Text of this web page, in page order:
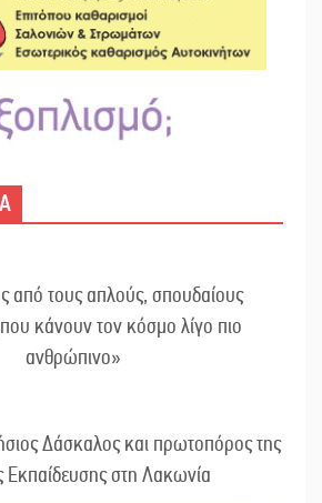
από τους απλούς, σπουδαίους
κάνουν τον κόσμο λίγο πιο
ανθρώπινο»
Δάσκαλος και πρωτοπόρος της
Εκπαίδευσης στη Λακωνία